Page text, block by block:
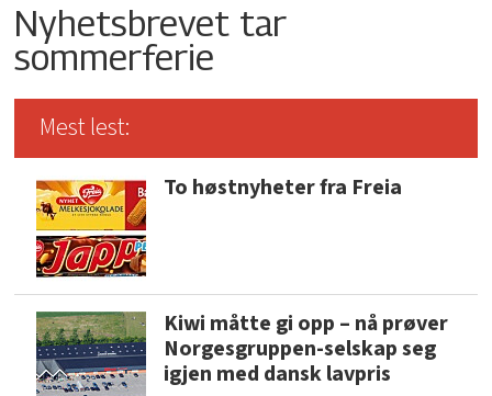
Nyhetsbrevet tar
sommerferie
Mest lest:
To høstnyheter fra Freia
Kiwi måtte gi opp – nå prøver
Norgesgruppen-selskap seg
igjen med dansk lavpris